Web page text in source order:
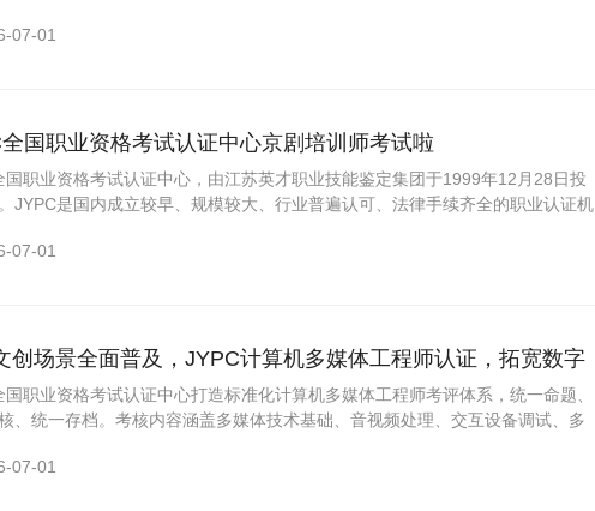
。
07-01
国职业资格考试认证中心京剧培训师考试啦
国职业资格考试认证中心，由江苏英才职业技能鉴定集团于1999年12月28日投
JYPC是国内成立较早、规模较大、行业普遍认可、法律手续齐全的职业认证机
07-01
创场景全面普及，JYPC计算机多媒体工程师认证，拓宽数字
场赛道
国职业资格考试认证中心打造标准化计算机多媒体工程师考评体系，统一命题、
、统一存档。考核内容涵盖多媒体技术基础、音视频处理、交互设备调试、多
07-01